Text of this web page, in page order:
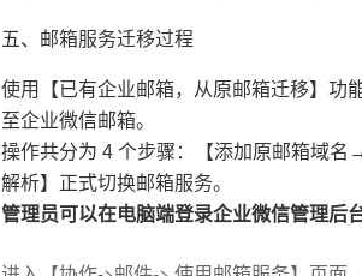
五、邮箱服务迁移过程
使用【已有企业邮箱，从原邮箱迁移】功
至企业微信邮箱。
操作共分为 4 个步骤：【添加原邮箱域
解析】正式切换邮箱服务。
管理员可以在电脑端登录企业微信管理后台